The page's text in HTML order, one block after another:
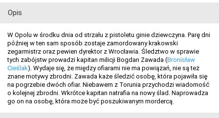
Opis
W Opolu w środku dnia od strzału z pistoletu ginie dziewczyna. Parę dni
później w ten sam sposób zostaje zamordowany krakowski
zegarmistrz oraz pewien dyrektor z Wrocławia. Śledztwo w sprawie
tych zabójstw prowadzi kapitan milicji Bogdan Zawada (Bronisław
Cieślak). Wydaje się, że między ofiarami nie ma powiązań, nie są też
znane motywy zbrodni. Zawada każe śledzić osobę, która pojawiła się
na pogrzebie dwóch ofiar. Niebawem z Torunia przychodzi wiadomość
o kolejnej zbrodni. Wkrótce kapitan natrafia na nowy ślad. Naprowadza
go on na osobę, która może być poszukiwanym mordercą.